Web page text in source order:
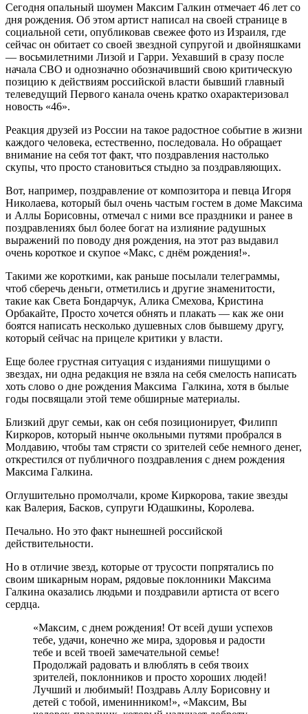
Сегодня опальный шоумен Максим Галкин отмечает 46 лет со
дня рождения. Об этом артист написал на своей странице в
социальной сети, опубликовав свежее фото из Израиля, где
сейчас он обитает со своей звездной супругой и двойняшками
— восьмилетними Лизой и Гарри. Уехавший в сразу после
начала СВО и однозначно обозначивший свою критическую
позицию к действиям российской власти бывший главный
телеведущий Первого канала очень кратко охарактеризовал
новость «46».
Реакция друзей из России на такое радостное событие в жизни
каждого человека, естественно, последовала. Но обращает
внимание на себя тот факт, что поздравления настолько
скупы, что просто становиться стыдно за поздравляющих.
Вот, например, поздравление от композитора и певца Игоря
Николаева, который был очень частым гостем в доме Максима
и Аллы Борисовны, отмечал с ними все праздники и ранее в
поздравлениях был более богат на излияние радушных
выражений по поводу дня рождения, на этот раз выдавил
очень короткое и скупое «Макс, с днём рождения!».
Такими же короткими, как раньше посылали телеграммы,
чтоб сберечь деньги, отметились и другие знаменитости,
такие как Света Бондарчук, Алика Смехова, Кристина
Орбакайте, Просто хочется обнять и плакать — как же они
боятся написать несколько душевных слов бывшему другу,
который сейчас на прицеле критики у власти.
Еще более грустная ситуация с изданиями пишущими о
звездах, ни одна редакция не взяла на себя смелость написать
хоть слово о дне рождения Максима Галкина, хотя в былые
годы посвящали этой теме обширные материалы.
Близкий друг семьи, как он себя позиционирует, Филипп
Киркоров, который нынче окольными путями пробрался в
Молдавию, чтобы там стрясти со зрителей себе немного денег,
открестился от публичного поздравления с днем рождения
Максима Галкина.
Оглушительно промолчали, кроме Киркорова, такие звезды
как Валерия, Басков, супруги Юдашкины, Королева.
Печально. Но это факт нынешней российской
действительности.
Но в отличие звезд, которые от трусости попрятались по
своим шикарным норам, рядовые поклонники Максима
Галкина оказались людьми и поздравили артиста от всего
сердца.
«Максим, с днем рождения! От всей души успехов
тебе, удачи, конечно же мира, здоровья и радости
тебе и всей твоей замечательной семье!
Продолжай радовать и влюблять в себя твоих
зрителей, поклонников и просто хороших людей!
Лучший и любимый! Поздравь Аллу Борисовну и
детей с тобой, именинником!», «Максим, Вы